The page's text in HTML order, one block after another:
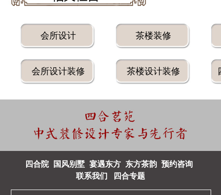
会所设计 茶楼装修
会所设计装修 茶楼设计装修
四合院 国风别墅 宴遇东方 东方茶韵 预约咨询
联系我们
四合专题